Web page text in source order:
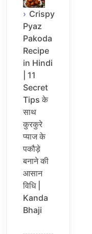
Crispy
Pyaz
Pakoda
Recipe
in Hindi
| 11
Secret
Tips के
साथ
कुरकुरे
प्याज के
पकौड़े
बनाने की
आसान
विधि |
Kanda
Bhaji